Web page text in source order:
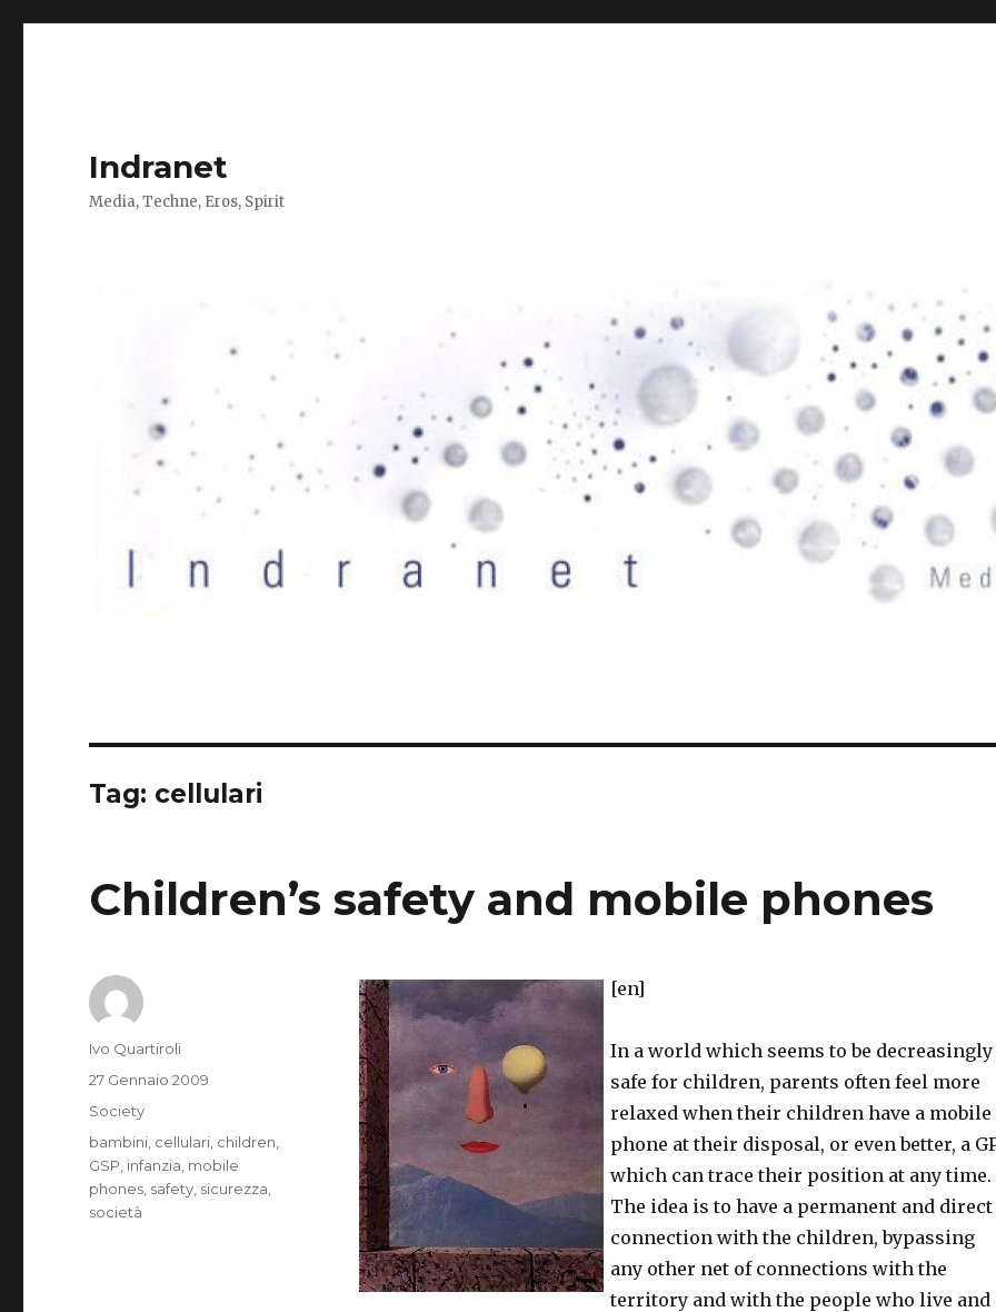
Indranet
Media, Techne, Eros, Spirit
Tag: cellulari
Children’s safety and mobile phones
[en]
In a world which seems to be decreasingly
safe for children, parents often feel more
relaxed when their children have a mobile
phone at their disposal, or even better, a
which can trace their position at any time.
The idea is to have a permanent and direct
connection with the children, bypassing
any other net of connections with the
territory and with the people who live and
Autore
Ivo Quartiroli
Pubblicato
27 Gennaio 2009
Categorie
Society
Tag
bambini cellulari children
GSP infanzia mobile
phones safety sicurezza
società